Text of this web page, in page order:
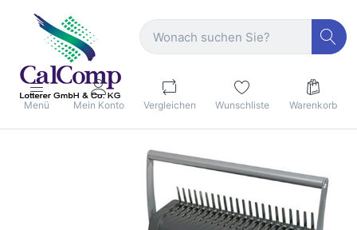
Menü Mein Konto Vergleichen Wunschliste Warenkorb